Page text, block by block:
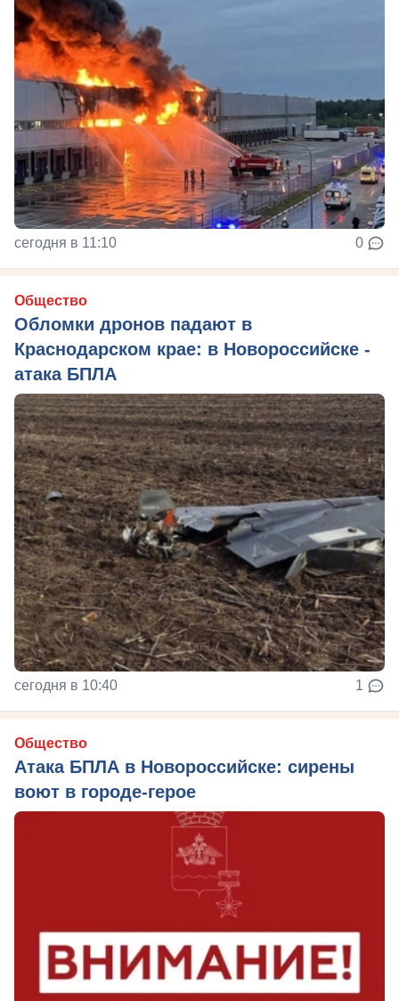
сегодня в 11:10 0
Общество
Обломки дронов падают в
Краснодарском крае: в Новороссийске -
атака БПЛА
сегодня в 10:40 1
Общество
Атака БПЛА в Новороссийске: сирены
воют в городе-герое